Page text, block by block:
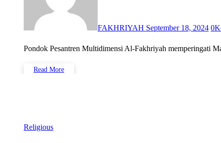
FAKHRIYAH September 18, 2024 0
Read More
Religious